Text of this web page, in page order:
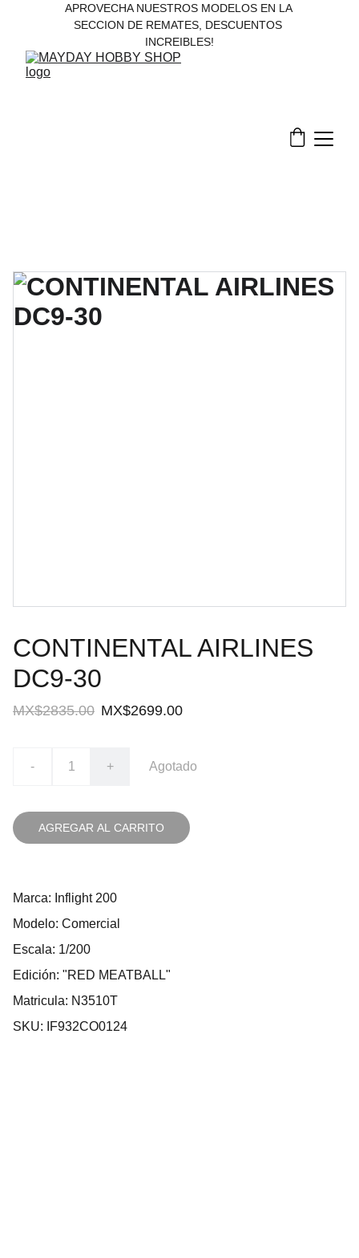
APROVECHA NUESTROS MODELOS EN LA
SECCION DE REMATES, DESCUENTOS
INCREIBLES!
CONTINENTAL AIRLINES
DC9-30
MX$2835.00 MX$2699.00
- + Agotado
AGREGAR AL CARRITO
Marca: Inflight 200
Modelo: Comercial
Escala: 1/200
Edición: "RED MEATBALL"
Matricula: N3510T
SKU: IF932CO0124